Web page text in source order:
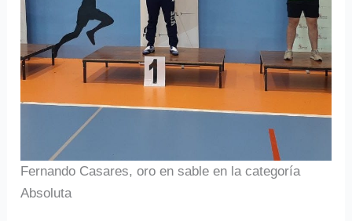
Fernando Casares, oro en sable en la categoría
Absoluta